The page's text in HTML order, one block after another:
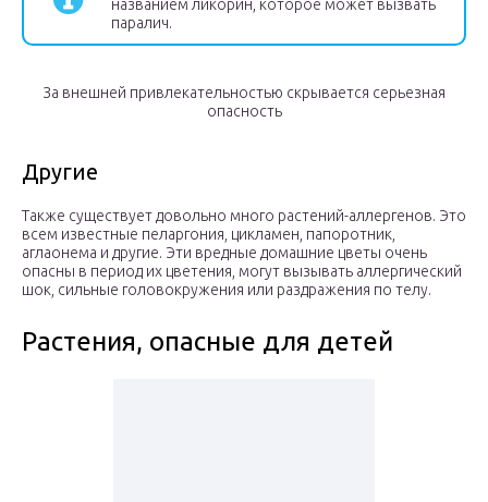
названием ликорин, которое может вызвать
паралич.
За внешней привлекательностью скрывается серьезная
опасность
Другие
Также существует довольно много растений-аллергенов. Это
всем известные пеларгония, цикламен, папоротник,
аглаонема и другие. Эти вредные домашние цветы очень
опасны в период их цветения, могут вызывать аллергический
шок, сильные головокружения или раздражения по телу.
Растения, опасные для детей